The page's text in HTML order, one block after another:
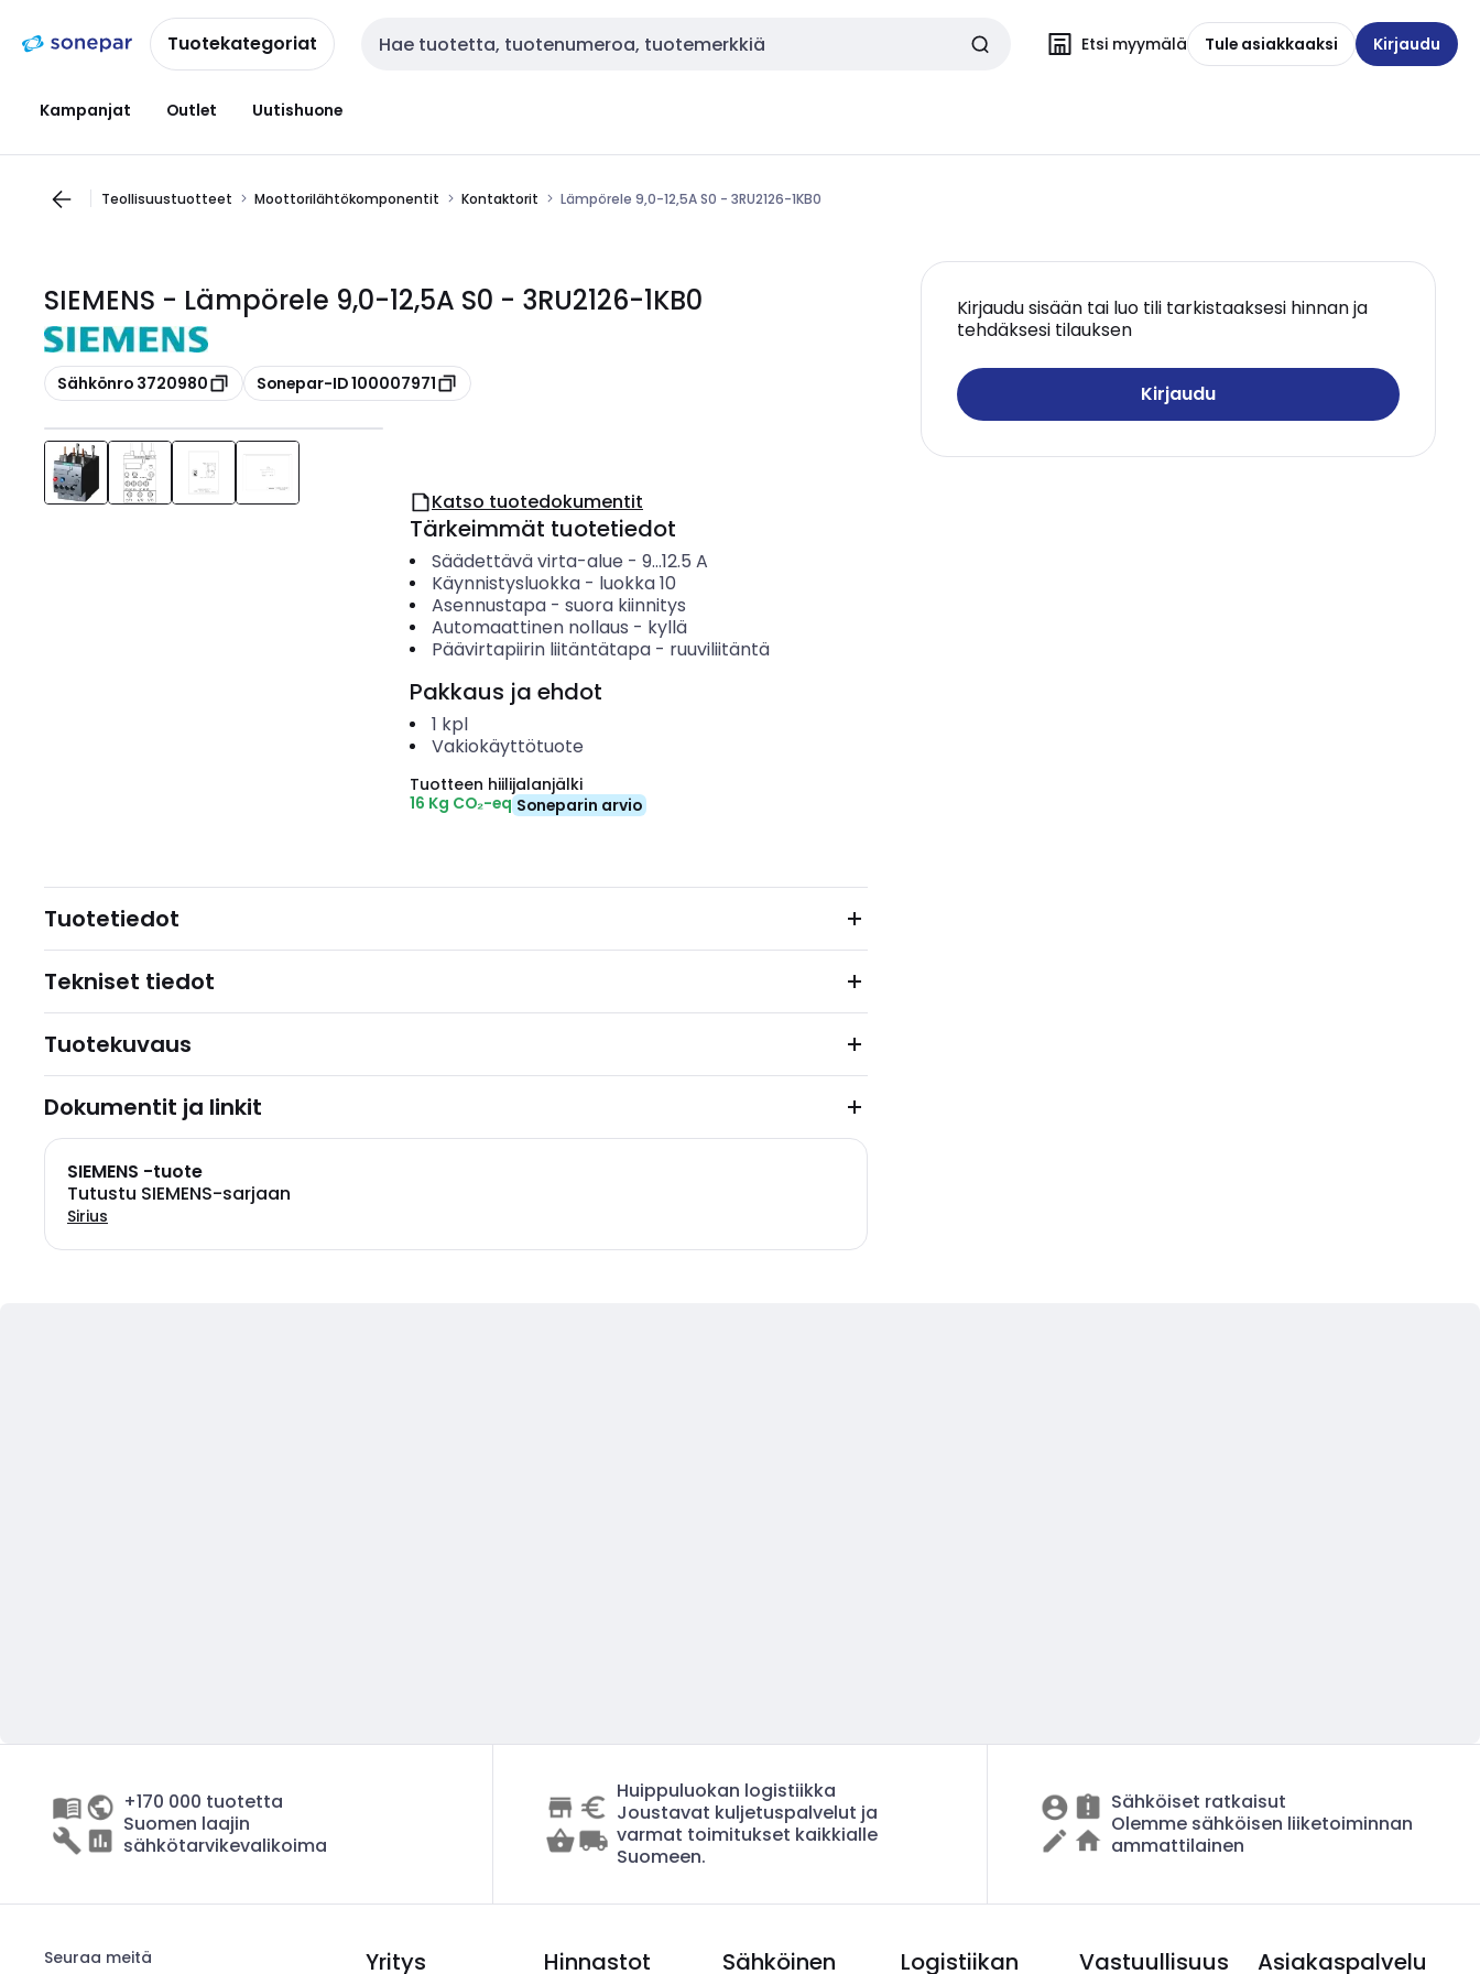
navigointiinsisältöönTuotekategoriat Haku Etsi myymälä Tule asiakkaaksi Kirjaudu
Kampanjat Outlet Uutishuone
Teollisuustuotteet Moottorilähtökomponentit Kontaktorit Lämpörele 9,0-12,5A S0 - 3RU2126-1KB0
SIEMENS - Lämpörele 9,0-12,5A S0 - 3RU2126-1KB0
Kopioi
Sähkönro 3720980 Kopioi
Sonepar-ID 100007971
Kirjaudu sisään tai luo tili tarkistaaksesi hinnan ja
tehdäksesi tilauksen
Kirjaudu
Katso tuotedokumentit
Tärkeimmät tuotetiedot
Säädettävä virta-alue - 9...12.5 A
Käynnistysluokka- luokka 10
Asennustapa- suora kiinnitys
Automaattinen nollaus - kyllä
Päävirtapiirin liitäntätapa- ruuviliitäntä
Pakkaus ja ehdot
1 kpl
Vakiokäyttötuote
Tuotteen hiilijalanjälki
16 Kg CO₂-eq Soneparin arvio
Tuotetiedot
Tekniset tiedot
Tuotekuvaus
Dokumentit ja linkit
SIEMENS -tuote
Tutustu SIEMENS-sarjaan
Sirius
+170 000 tuotetta
Suomen laajin
sähkötarvikevalikoima
Huippuluokan logistiikka
Joustavat kuljetuspalvelut ja
varmat toimitukset kaikkialle
Suomeen.
Sähköiset ratkaisut
Olemme sähköisen liiketoiminnan
ammattilainen
Seuraa meitä Yritys Hinnastot
Sähköinen
Logistiikan
Vastuullisuus Asiakaspalvelu